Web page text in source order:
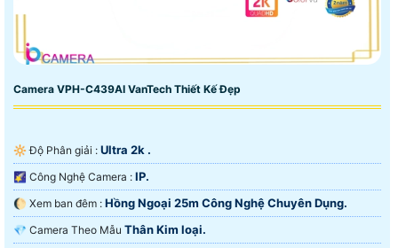
Camera VPH-C439AI VanTech Thiết Kế Đẹp
🔆 Độ Phân giải : Ultra 2k .
🌠 Công Nghệ Camera : IP.
🌔 Xem ban đêm : Hồng Ngoại 25m Công Nghệ Chuyên Dụng.
💎 Camera Theo Mẫu Thân Kim loại.